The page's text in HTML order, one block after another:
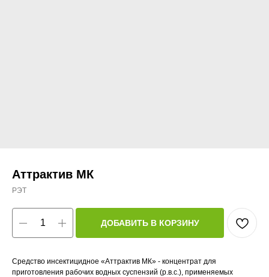
Аттрактив МК
РЭТ
ДОБАВИТЬ В КОРЗИНУ
Средство инсектицидное «Аттрактив МК» - концентрат для
приготовления рабочих водных суспензий (р.в.с.), применяемых